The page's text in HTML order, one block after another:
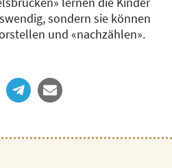
sondern sie können
und «nachzählen».